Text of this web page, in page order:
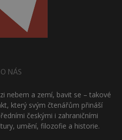
O NÁS
nebem a zemí, bavit se – takové
který svým čtenářům přináší
českými i zahraničními
umění, filozofie a historie.